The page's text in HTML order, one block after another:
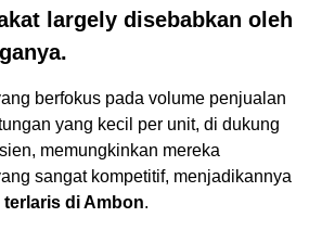
largely disebabkan oleh
berfokus pada volume penjualan
yang kecil per unit, di dukung
memungkinkan mereka
sangat kompetitif, menjadikannya
di Ambon.